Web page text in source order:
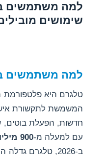
שימושים מובילים ב-
למה משתמשים
טלגרם היא פלטפורמת
המשמשת לתקשורת
חדשות, הפעלת בוטים,
עם למעלה מ-900 מיליון משתמשים פעילים
ב-2026, טלגרם